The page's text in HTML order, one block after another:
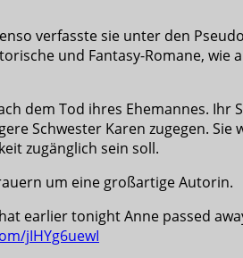
verfasste sie unter den
und Fantasy-Romane,
dem Tod ihres Ehemannes.
Schwester Karen zugegen.
zugänglich sein soll.
um eine großartige Autorin.
earlier tonight Anne passed
jIHYg6uewI